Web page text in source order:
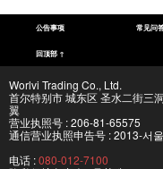
公告事项 常见问
回顶部 ↑
Worlvi Trading Co., Ltd.
首尔特别市 城东区 圣水二街三
翼
营业执照号 : 206-81-65575
通信营业执照申告号 : 2013-서
电话 :080-012-7100